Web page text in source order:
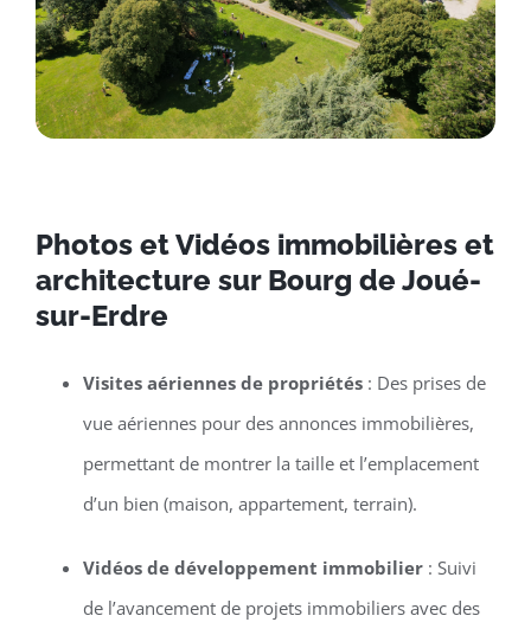
Photos et Vidéos immobilières et
architecture sur Bourg de Joué-
sur-Erdre
Visites aériennes de propriétés: Des prises de
vue aériennes pour des annonces immobilières,
permettant de montrer la taille et l’emplacement
d’un bien (maison, appartement, terrain).
Vidéos de développement immobilier: Suivi
de l’avancement de projets immobiliers avec des